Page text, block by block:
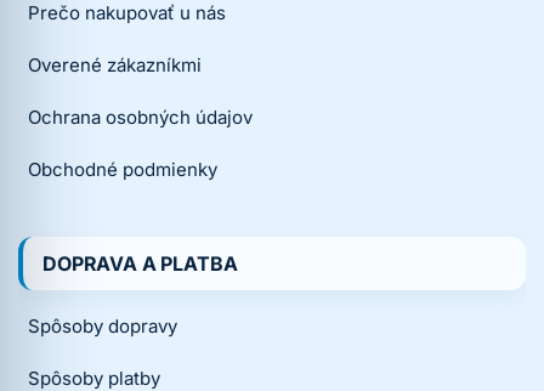
Prečo nakupovať u nás
Overené zákazníkmi
Ochrana osobných údajov
Obchodné podmienky
DOPRAVA A PLATBA
Spôsoby dopravy
Spôsoby platby